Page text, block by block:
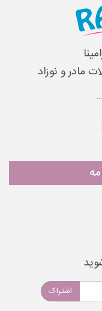
مادر و نوزاد
اشتراک